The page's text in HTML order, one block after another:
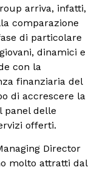
arriva, infatti,
comparazione
di particolare
dinamici e
con la
finanziaria del
di accrescere la
panel delle
offerti.
Director
molto attratti dal